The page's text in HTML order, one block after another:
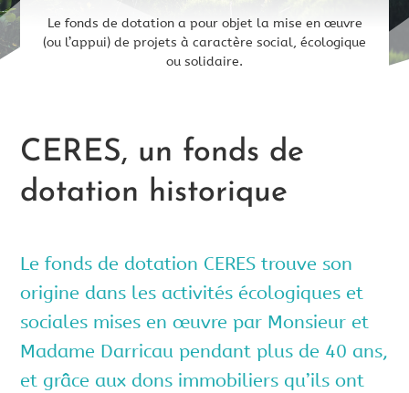
Le fonds de dotation a pour objet la mise en œuvre
(ou l’appui) de projets à caractère social, écologique
ou solidaire.
CERES, un fonds de
dotation historique
Le fonds de dotation CERES trouve son
origine dans les activités écologiques et
sociales mises en œuvre par Monsieur et
Madame Darricau pendant plus de 40 ans,
et grâce aux dons immobiliers qu’ils ont